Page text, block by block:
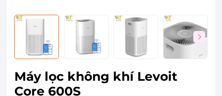
Máy lọc không khí Levoit
Core 600S